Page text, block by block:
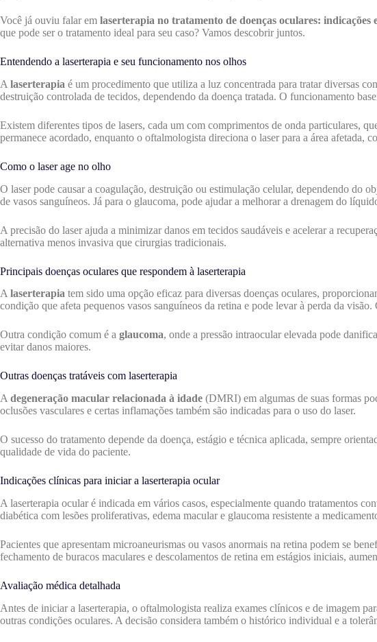
Você já ouviu falar em laserterapia no tratamento de doenças oculares: indicações
que pode ser o tratamento ideal para seu caso? Vamos descobrir juntos.
Entendendo a laserterapia e seu funcionamento nos olhos
A laserterapia é um procedimento que utiliza a luz concentrada para tratar diversas
destruição controlada de tecidos, dependendo da doença tratada. O funcionamento
Existem diferentes tipos de lasers, cada um com comprimentos de onda particulares,
permanece acordado, enquanto o oftalmologista direciona o laser para a área afetada,
Como o laser age no olho
O laser pode causar a coagulação, destruição ou estimulação celular, dependendo do
de vasos sanguíneos. Já para o glaucoma, pode ajudar a melhorar a drenagem do
A precisão do laser ajuda a minimizar danos em tecidos saudáveis e acelerar a
alternativa menos invasiva que cirurgias tradicionais.
Principais doenças oculares que respondem à laserterapia
A laserterapia tem sido uma opção eficaz para diversas doenças oculares,
condição que afeta pequenos vasos sanguíneos da retina e pode levar à perda da
Outra condição comum é a glaucoma, onde a pressão intraocular elevada pode
evitar danos maiores.
Outras doenças tratáveis com laserterapia
A degeneração macular relacionada à idade (DMRI) em algumas de suas formas
oclusões vasculares e certas inflamações também são indicadas para o uso do laser.
O sucesso do tratamento depende da doença, estágio e técnica aplicada, sempre
qualidade de vida do paciente.
Indicações clínicas para iniciar a laserterapia ocular
A laserterapia ocular é indicada em vários casos, especialmente quando tratamentos
diabética com lesões proliferativas, edema macular e glaucoma resistente a
Pacientes que apresentam microaneurismas ou vasos anormais na retina podem se
fechamento de buracos maculares e descolamentos de retina em estágios iniciais,
Avaliação médica detalhada
Antes de iniciar a laserterapia, o oftalmologista realiza exames clínicos e de imagem
outras condições oculares. A decisão considera também o histórico individual e a